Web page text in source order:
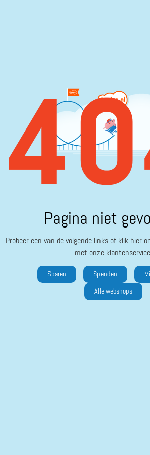
Pagina niet
Probeer een van de volgende links of klik hier
met onze
Sparen Spenden
Alle webshops